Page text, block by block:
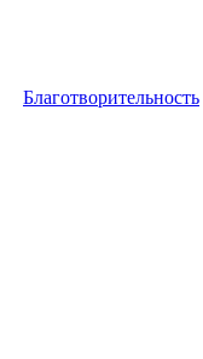
Благотворительность